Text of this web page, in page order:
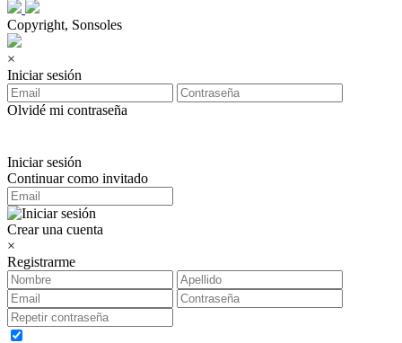
Copyright, Sonsoles
×
Iniciar sesión
Olvidé mi contraseña
Iniciar sesión
Continuar como invitado
Crear una cuenta
×
Registrarme